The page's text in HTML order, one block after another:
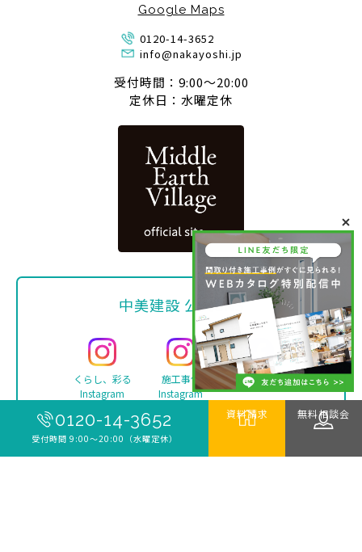
0120-14-3652
受付時間 9:00〜20:00（水曜定休）
資料請求 無料相談会
Google Maps
0120-14-3652
info@nakayoshi.jp
受付時間：9:00〜20:00
定休日：水曜定休
中美建設 公式SNS
くらし、彩る
Instagram
施工事例
Instagram
Facebook
TikTok